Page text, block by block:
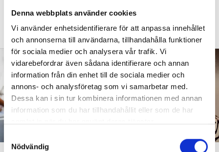
Denna webbplats använder cookies
Vi använder enhetsidentifierare för att anpassa innehållet
och annonserna till användarna, tillhandahålla funktioner
för sociala medier och analysera vår trafik. Vi
vidarebefordrar även sådana identifierare och annan
information från din enhet till de sociala medier och
annons- och analysföretag som vi samarbetar med.
Dessa kan i sin tur kombinera informationen med annan
information som du har tillhandahållit eller som de har
Nödvändig
DEBATT
”Frågan är hur skolan kan ge plats åt
anpassas till skolan”.